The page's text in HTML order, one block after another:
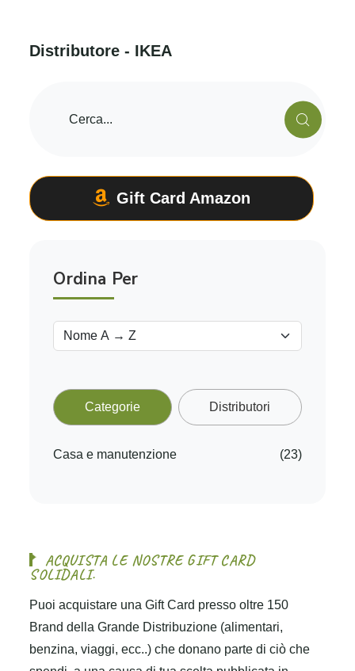
Distri butore - IKEA
ACQUISTA LE NOSTRE GIFT CARD
SOLIDALI.
Puoi acquistare una Gift Card presso oltre 150
Brand della Grande Distribuzione (alimentari,
benzina, viaggi, ecc..) che donano parte di ciò che
Gift Card Amazon
Ordina Per
Categorie Distributori
Casa e manutenzione (23)